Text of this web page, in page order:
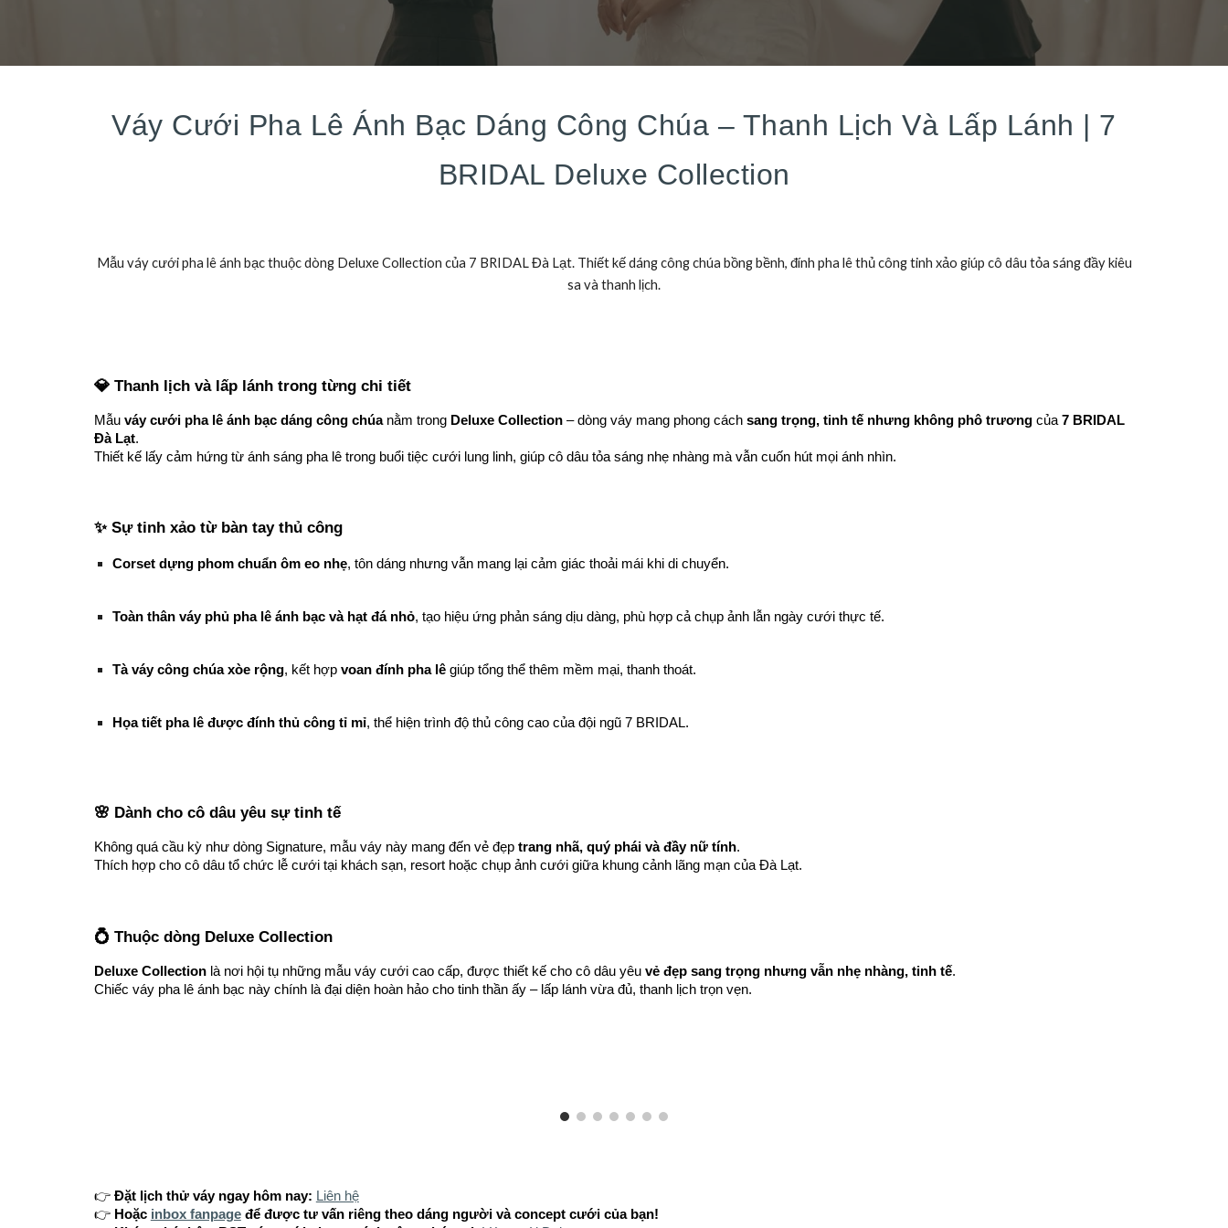
Váy Cưới Pha Lê Ánh Bạc Dáng Công Chúa – Thanh Lịch Và Lấp Lánh | 7
BRIDAL Deluxe Collection
Mẫu váy cưới pha lê ánh bạc thuộc dòng Deluxe Collection của 7 BRIDAL Đà Lạt. Thiết kế dáng công chúa bồng bềnh, đính pha lê thủ công tinh xảo giúp cô dâu tỏa sáng đầy kiêu
sa và thanh lịch.
💎 Thanh lịch và lấp lánh trong từng chi tiết
Mẫu váy cưới pha lê ánh bạc dáng công chúanằm trong Deluxe Collection– dòng váy mang phong cách sang trọng, tinh tế nhưng không phô trươngcủa 7 BRIDAL
Đà Lạt.
Thiết kế lấy cảm hứng từ ánh sáng pha lê trong buổi tiệc cưới lung linh, giúp cô dâu tỏa sáng nhẹ nhàng mà vẫn cuốn hút mọi ánh nhìn.
✨ Sự tinh xảo từ bàn tay thủ công
Corset dựng phom chuẩn ôm eo nhẹ, tôn dáng nhưng vẫn mang lại cảm giác thoải mái khi di chuyển.
Toàn thân váy phủ pha lê ánh bạc và hạt đá nhỏ, tạo hiệu ứng phản sáng dịu dàng, phù hợp cả chụp ảnh lẫn ngày cưới thực tế.
Tà váy công chúa xòe rộng, kết hợp voan đính pha lêgiúp tổng thể thêm mềm mại, thanh thoát.
Họa tiết pha lê được đính thủ công tỉ mỉ, thể hiện trình độ thủ công cao của đội ngũ 7 BRIDAL.
🌸 Dành cho cô dâu yêu sự tinh tế
Không quá cầu kỳ như dòng Signature, mẫu váy này mang đến vẻ đẹp trang nhã, quý phái và đầy nữ tính.
Thích hợp cho cô dâu tổ chức lễ cưới tại khách sạn, resort hoặc chụp ảnh cưới giữa khung cảnh lãng mạn của Đà Lạt.
💍 Thuộc dòng Deluxe Collection
Deluxe Collectionlà nơi hội tụ những mẫu váy cưới cao cấp, được thiết kế cho cô dâu yêu vẻ đẹp sang trọng nhưng vẫn nhẹ nhàng, tinh tế.
Chiếc váy pha lê ánh bạc này chính là đại diện hoàn hảo cho tinh thần ấy – lấp lánh vừa đủ, thanh lịch trọn vẹn.
👉 Đặt lịch thử váy ngay hôm nay: Liên hệ
👉 Hoặc inbox fanpageđể được tư vấn riêng theo dáng người và concept cưới của bạn!